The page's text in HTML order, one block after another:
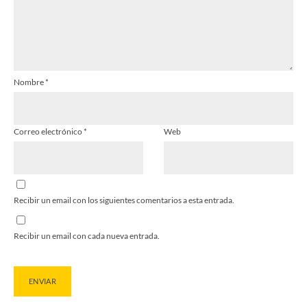
Nombre*
Correo electrónico* Web
Recibir un email con los siguientes comentarios a esta entrada.
Recibir un email con cada nueva entrada.